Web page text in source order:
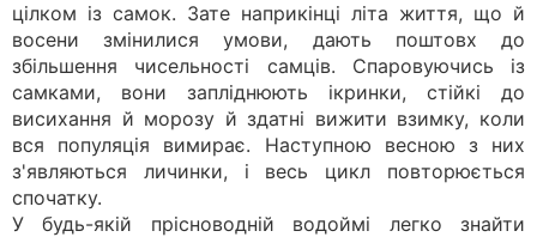
цілком із самок. Зате наприкінці літа життя, що й
восени змінилися умови, дають поштовх до
збільшення чисельності самців. Спаровуючись із
самками, вони запліднюють ікринки, стійкі до
висихання й морозу й здатні вижити взимку, коли
вся популяція вимирає. Наступною весною з них
з'являються личинки, і весь цикл повторюється
спочатку.
У будь-якій прісноводній водоймі легко знайти